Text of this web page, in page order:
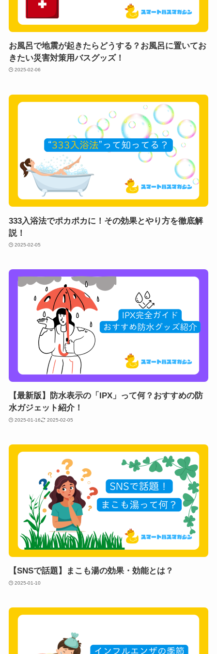
お風呂で地震が起きたらどうする？お風呂に置いてお
きたい災害対策用バスグッズ！
2025-02-06
333入浴法でポカポカに！その効果とやり方を徹底解
説！
2025-02-05
【最新版】防水表示の「IPX」って何？おすすめの防
水ガジェット紹介！
2025-01-16 2025-02-05
【SNSで話題】まこも湯の効果・効能とは？
2025-01-10